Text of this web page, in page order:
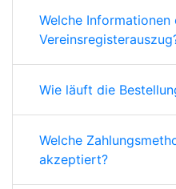
Welche Informationen
Wie läuft die
Welche
akzeptiert?